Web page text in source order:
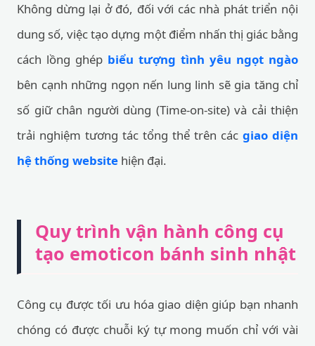
Không dừng lại ở đó, đối với các nhà phát triển nội
dung số, việc tạo dựng một điểm nhấn thị giác bằng
cách lồng ghép biểu tượng tình yêu ngọt ngào
bên cạnh những ngọn nến lung linh sẽ gia tăng chỉ
số giữ chân người dùng (Time-on-site) và cải thiện
trải nghiệm tương tác tổng thể trên các giao diện
hệ thống website hiện đại.
Quy trình vận hành công cụ
tạo emoticon bánh sinh nhật
Công cụ được tối ưu hóa giao diện giúp bạn nhanh
chóng có được chuỗi ký tự mong muốn chỉ với vài